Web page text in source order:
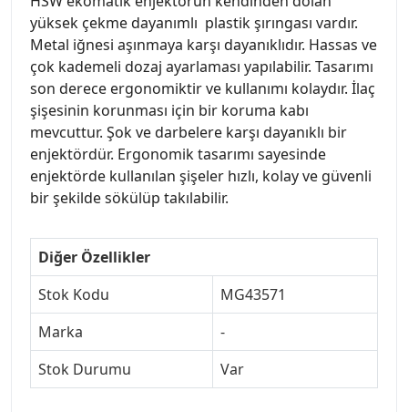
yüksek çekme dayanımlı plastik şırıngası vardır.
Metal iğnesi aşınmaya karşı dayanıklıdır. Hassas ve
çok kademeli dozaj ayarlaması yapılabilir. Tasarımı
son derece ergonomiktir ve kullanımı kolaydır. İlaç
şişesinin korunması için bir koruma kabı
mevcuttur. Şok ve darbelere karşı dayanıklı bir
enjektördür. Ergonomik tasarımı sayesinde
enjektörde kullanılan şişeler hızlı, kolay ve güvenli
bir şekilde sökülüp takılabilir.
Diğer Özellikler
Stok Kodu
MG43571
Marka
-
Stok Durumu
Var